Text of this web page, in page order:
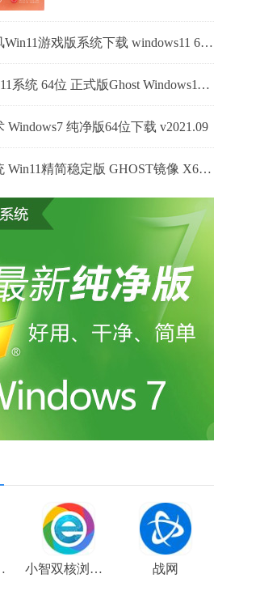
雨林木风Win11游戏版系统下载 windows11 64位游戏专用版本V2021
微软Win11系统 64位 正式版Ghost Windows11镜像 2022.05
Windows7 纯净版64位下载 v2021.09
大地系统 Win11精简稳定版 GHOST镜像 X64位 V2022.06下载
器 小智双核浏览器 战网